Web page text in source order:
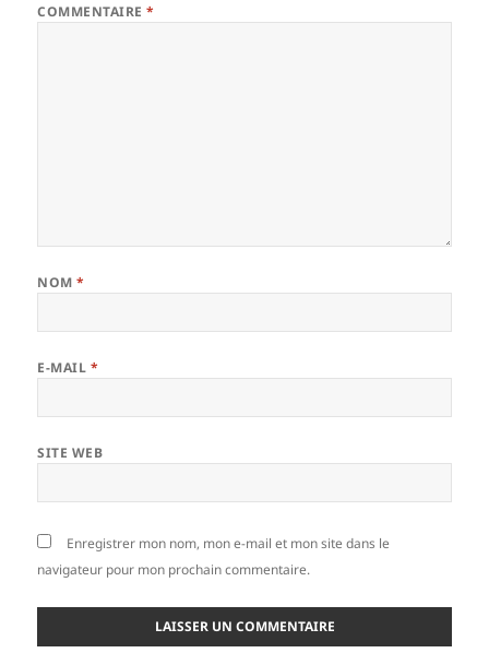
COMMENTAIRE*
NOM*
E-MAIL *
SITE WEB
Enregistrer mon nom, mon e-mail et mon site dans le
navigateur pour mon prochain commentaire.